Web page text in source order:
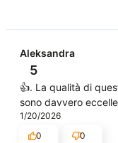
Aleksandra
5
👍️. La qualità di
sono davvero
1/20/2026
0
0